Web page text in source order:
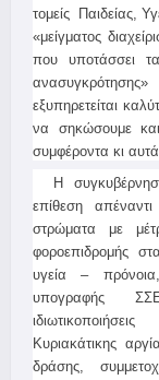
τομείς Παιδείας,
«μείγματος
που υποτάσσει
εξυπηρετείται
να σηκώσουμε
συμφέροντα κι
Η
επίθεση
στρώματα με
φοροεπιδρομής
υγεία –
υπογραφής
Κυριακάτικης
δράσης,